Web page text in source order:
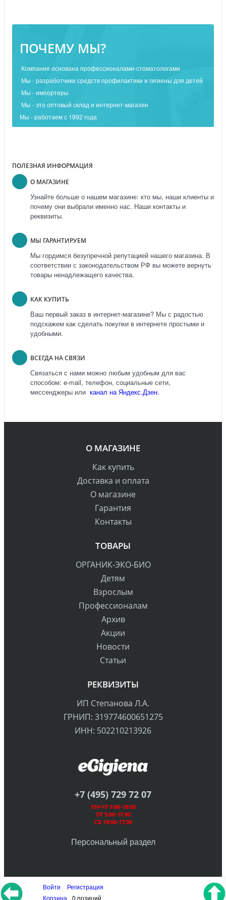
ПОЧЕМУ МЫ?
Компания основана профессионалами-стоматологами
Мы - разработчики средств профилактики и гигиены для детей
Мы - импортеры
Мы - это оптовый склад и интернет-магазин
Мы - работаем с 1992 года
ПОЛЕЗНАЯ ИНФОРМАЦИЯ
О МАГАЗИНЕ
Узнайте больше о нашем магазине: кто мы, наши клиенты и
почему они выбрали именно нас. Наши контакты и
реквизиты.
МЫ ГАРАНТИРУЕМ
Мы гордимся безупречной репутацией нашего магазина. В
соответствии с законодательством РФ вы можете вернуть
товары ненадлежащего качества.
КАК КУПИТЬ
Ваш первый заказ в интернет-магазине? Мы с радостью
подскажем как сделать покупки в интернете простыми и
удобными.
ВСЕГДА НА СВЯЗИ
Связаться с нами можно любым удобным для вас
способом: e-mail, телефон, социальные сети,
мессенджеры или канал на Яндекс.Дзен.
О МАГАЗИНЕ
Как купить
Доставка и оплата
О магазине
Гарантия
Контакты
ТОВАРЫ
ОРГАНИК-ЭКО-БИО
Детям
Взрослым
Профессионалам
Архив
Акции
Новости
Статьи
РЕКВИЗИТЫ
ИП Степанова Л.А.
ГРНИП: 319774600651275
ИНН: 502210213926
+7 (495) 729 72 07
ПН-ЧТ 9:00-18:00
ПТ 9:00-17:00
СБ 10:00-17:00
Персональный раздел
© eGigiena – товары для гигиены полости рта
Войти
Регистрация
Корзина
0 позиций